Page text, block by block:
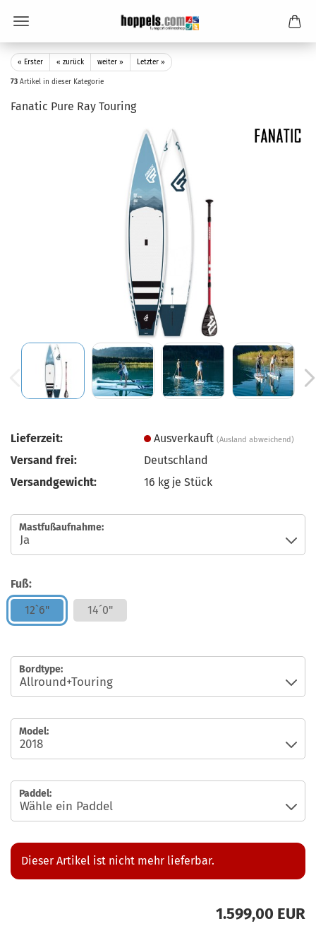
« Erster « zurück weiter » Letzter »
73 Artikel in dieser Kategorie
Fanatic Pure Ray Touring
Lieferzeit: Ausverkauft(Ausland abweichend)
Versand frei:
Deutschland
Versandgewicht:
16 kg je Stück
Mastfußaufnahme:
Fuß:
12`6"
14´0"
Bordtype:
Model:
Paddel:
Dieser Artikel ist nicht mehr lieferbar.
1.599,00 EUR